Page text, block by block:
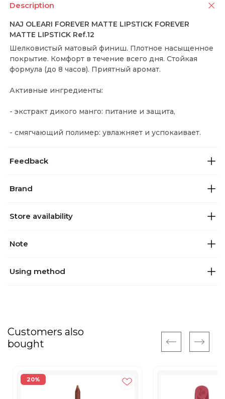
Description
NAJ OLEARI FOREVER MATTE LIPSTICK FOREVER
MATTE LIPSTICK Ref.12
Шелковистый матовый финиш. Плотное насыщенное
покрытие. Комфорт в течение всего дня. Стойкая
формула (до 8 часов). Приятный аромат.
Активные ингредиенты:
- экстракт дикого манго: питание и защита,
- смягчающий полимер: увлажняет и успокаивает.
Feedback
Brand
Store availability
Note
Using method
Customers also
bought
20%